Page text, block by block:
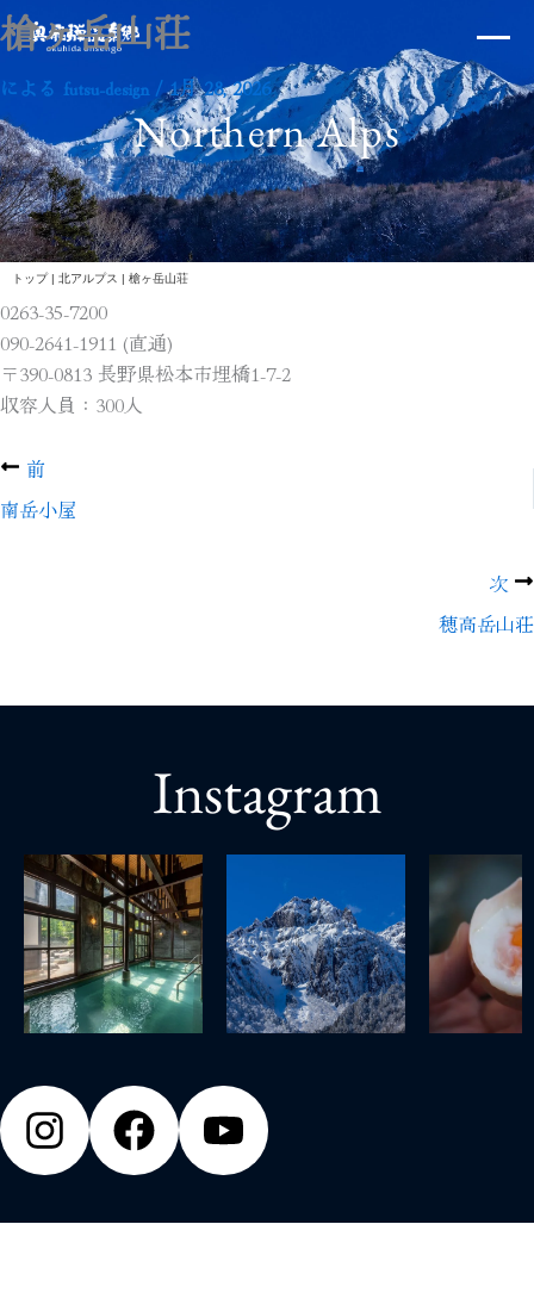
内
容
を
キ
ッ
プ
Northern Alps
トップ| 北アルプス | 槍ヶ岳山荘
槍ヶ岳山荘
による futsu-design /1月 28, 2026
0263-35-7200
090-2641-1911 (直通)
〒390-0813 長野県松本市埋橋1-7-2
収容人員：300人
前
南岳小屋
次
穂高岳山荘
Instagram
×
北アルプス